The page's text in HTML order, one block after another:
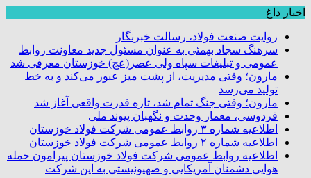
اخبار داغ
روایت صنعت فولاد،‌ رسالت خبرنگار
سرهنگ سجاد بهمئی به عنوان مسئول جدید معاونت روابط
عمومی و تبلیغات سپاه ولی عصر(عج) خوزستان معرفی شد
مارون؛ وقتی مدیریت، از پشت میز عبور می‌کند و به خط
تولید می‌رسد
مارون؛ وقتی جنگ تمام شد، تازه قدرت واقعی آغاز شد
فردوسی، معمار وحدت و نگهبان پیوند ملی
اطلاعیه شماره ۳ روابط عمومی شرکت فولاد خوزستان
اطلاعیه شماره ۲ روابط عمومی شرکت فولاد خوزستان
اطلاعیه روابط عمومی شرکت فولاد خوزستان پیرامون حمله
هوایی دشمنان آمریکایی و صهیونیستی به این شرکت